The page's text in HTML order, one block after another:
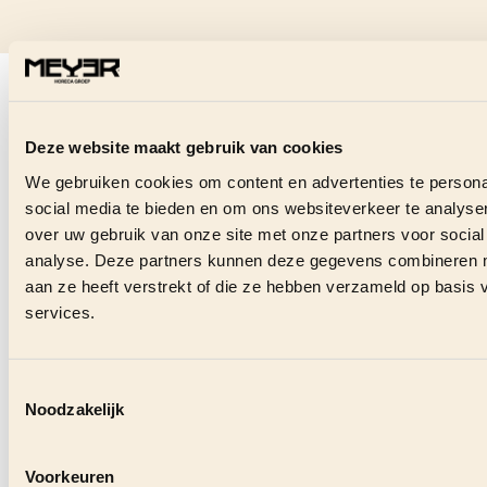
Deze website maakt gebruik van cookies
We gebruiken cookies om content en advertenties te
social media te bieden en om ons websiteverkeer te
over uw gebruik van onze site met onze partners voor
analyse. Deze partners kunnen deze gegevens combineren
aan ze heeft verstrekt of die ze hebben verzameld op basis
services.
Noodzakelijk
Voorkeuren
BEKIJK OOK EENS
37 zaken: